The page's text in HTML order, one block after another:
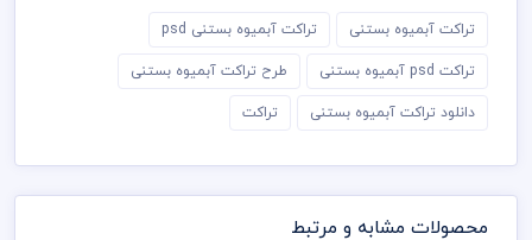
تراکت آبمیوه بستنی تراکت آبمیوه بستنی psd
تراکت psd آبمیوه بستنی طرح تراکت آبمیوه بستنی
دانلود تراکت آبمیوه بستنی تراکت
محصولات مشابه و مرتبط